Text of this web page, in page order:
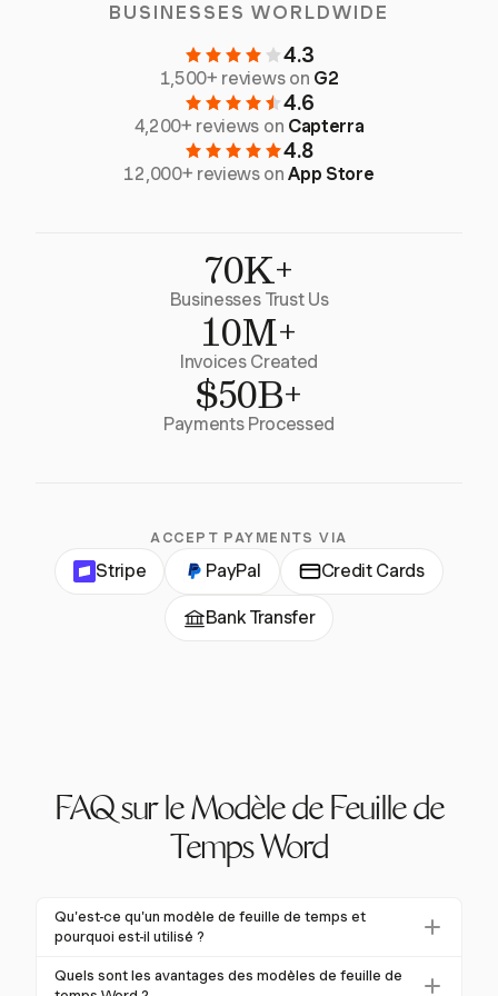
BUSINESSES WORLDWIDE
4.3
1,500+ reviews on G2
4.6
4,200+ reviews on Capterra
4.8
12,000+ reviews onApp Store
70K+
Businesses Trust Us
10M+
Invoices Created
$50B+
Payments Processed
ACCEPT PAYMENTS VIA
Stripe PayPal Credit Cards
Bank Transfer
FAQ sur le Modèle de Feuille de
Temps Word
Qu'est-ce qu'un modèle de feuille de temps et
pourquoi est-il utilisé ?
Un modèle de feuille de temps est un document
Quels sont les avantages des modèles de feuille de